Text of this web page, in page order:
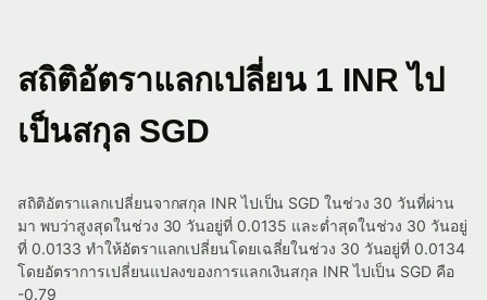
สถิติอัตราแลกเปลี่ยน 1 INR ไป
เป็นสกุล SGD
สถิติอัตราแลกเปลี่ยนจากสกุล INR ไปเป็น SGD ในช่วง 30 วันที่ผ่าน
มา พบว่าสูงสุดในช่วง 30 วันอยู่ที่ 0.0135 และต่ำสุดในช่วง 30 วันอยู่
ที่ 0.0133 ทำให้อัตราแลกเปลี่ยนโดยเฉลี่ยในช่วง 30 วันอยู่ที่ 0.0134
โดยอัตราการเปลี่ยนแปลงของการแลกเงินสกุล INR ไปเป็น SGD คือ
-0.79